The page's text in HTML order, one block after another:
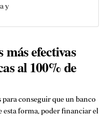
y
más efectivas
al 100% de
conseguir que un banco
esta forma, poder financiar el